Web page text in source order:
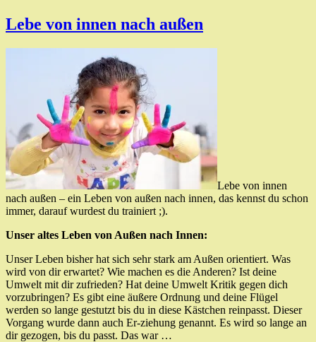
Lebe von innen nach außen
Lebe von innen
nach außen – ein Leben von außen nach innen, das kennst du schon
immer, darauf wurdest du trainiert ;).
Unser altes Leben von Außen nach Innen:
Unser Leben bisher hat sich sehr stark am Außen orientiert. Was
wird von dir erwartet? Wie machen es die Anderen? Ist deine
Umwelt mit dir zufrieden? Hat deine Umwelt Kritik gegen dich
vorzubringen? Es gibt eine äußere Ordnung und deine Flügel
werden so lange gestutzt bis du in diese Kästchen reinpasst. Dieser
Vorgang wurde dann auch Er-ziehung genannt. Es wird so lange an
dir gezogen, bis du passt. Das war …